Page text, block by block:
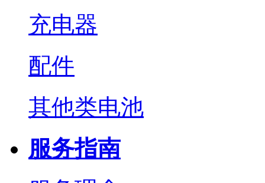
充电器
配件
其他类电池
服务指南